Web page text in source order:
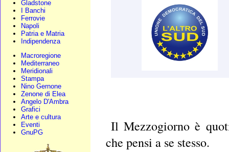
Gladstone
I Banchi
Ferrovie
Napoli
Patria e Matria
Indipendenza
Macroregione
Mediterraneo
Meridionali
Stampa
Nino Gernone
Zenone di Elea
Angelo D'Ambra
Grafici
Arte e cultura
Eventi
GnuPG
Il Mezzogiorno è
che pensi a se stesso.